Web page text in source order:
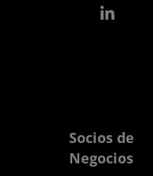
Socios de
Negocios